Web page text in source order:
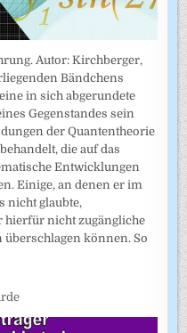
Autor: Kirchberger,
Bändchens
in sich abgerundete
Gegenstandes sein
der Quantentheorie
die auf das
Entwicklungen
Einige, an denen er im
nicht glaubte,
hierfür nicht zugängliche
überschlagen können. So